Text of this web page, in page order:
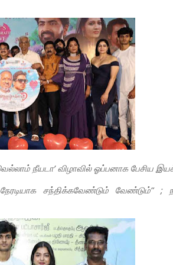
நீயடா’ விழாவில் ஓப்பனாக பேசிய
சந்திக்கவேண்டும் வேண்டும்” ;